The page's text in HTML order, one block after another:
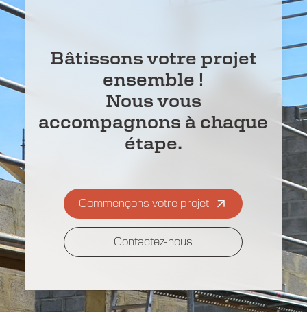
Bâtissons votre projet
ensemble !
Nous vous
accompagnons à chaque
étape.
Commençons votre projet
Contactez-nous